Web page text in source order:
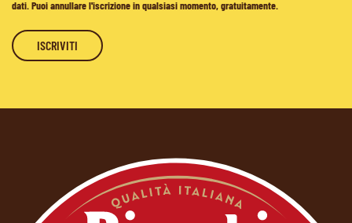
dati. Puoi annullare l'iscrizione in qualsiasi momento, gratuitamente.